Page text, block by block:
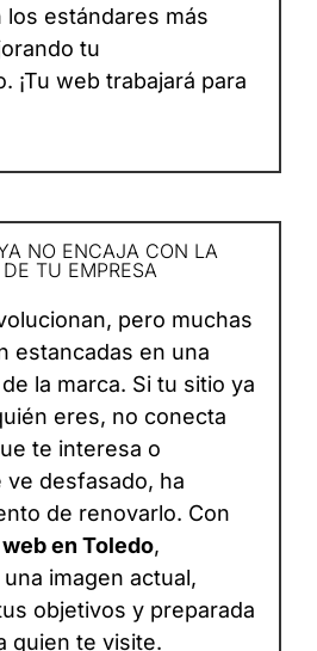
estándares más
tu
¡Tu web trabajará para
NO ENCAJA CON LA
TU EMPRESA
pero muchas
estancadas en una
la marca. Si tu sitio ya
eres, no conecta
te interesa o
ve desfasado, ha
de renovarlo. Con
en Toledo,
imagen actual,
objetivos y preparada
quien te visite.